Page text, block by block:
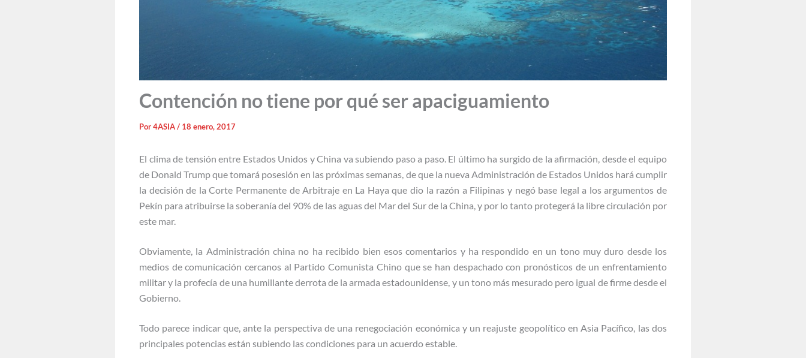
Contención no tiene por qué ser apaciguamiento
Por4ASIA/ 18 enero, 2017
El clima de tensión entre Estados Unidos y China va subiendo paso a paso. El último ha surgido de la afirmación, desde el equipo
de Donald Trump que tomará posesión en las próximas semanas, de que la nueva Administración de Estados Unidos hará cumplir
la decisión de la Corte Permanente de Arbitraje en La Haya que dio la razón a Filipinas y negó base legal a los argumentos de
Pekín para atribuirse la soberanía del 90% de las aguas del Mar del Sur de la China, y por lo tanto protegerá la libre circulación por
este mar.
Obviamente, la Administración china no ha recibido bien esos comentarios y ha respondido en un tono muy duro desde los
medios de comunicación cercanos al Partido Comunista Chino que se han despachado con pronósticos de un enfrentamiento
militar y la profecía de una humillante derrota de la armada estadounidense, y un tono más mesurado pero igual de firme desde el
Gobierno.
Todo parece indicar que, ante la perspectiva de una renegociación económica y un reajuste geopolítico en Asia Pacífico, las dos
principales potencias están subiendo las condiciones para un acuerdo estable.